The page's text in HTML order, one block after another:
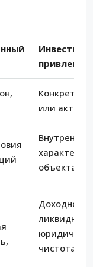
или актив
Внутренние
объекта
чистота